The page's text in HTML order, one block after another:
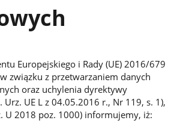
Europejskiego i Rady (UE) 2016/679
związku z przetwarzaniem danych
oraz uchylenia dyrektywy
UE L z 04.05.2016 r., Nr 119, s. 1),
U 2018 poz. 1000) informujemy, iż: